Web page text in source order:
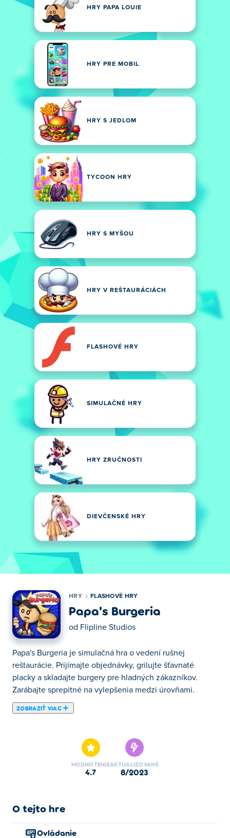
HRY PAPA LOUIE
HRY PRE MOBIL
HRY S JEDLOM
TYCOON HRY
HRY S MYŠOU
HRY V REŠTAURÁCIÁCH
FLASHOVÉ HRY
SIMULAČNÉ HRY
HRY ZRUČNOSTI
DIEVČENSKÉ HRY
HRY FLASHOVÉ HRY
Papa's Burgeria
od Flipline Studios
Papa's Burgeria je simulačná hra o vedení rušnej
reštaurácie. Prijímajte objednávky, grilujte šťavnaté
placky a skladajte burgery pre hladných zákazníkov.
Zarábajte sprepitné na vylepšenia medzi úrovňami.
ZOBRAZIŤ VIAC
HODNOTENIE
4.7
AKTUALIZOVANÉ
8/2023
O tejto hre
Ovládanie